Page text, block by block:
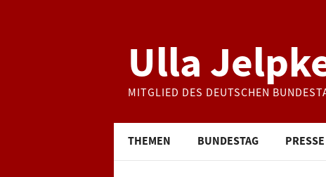
Ulla
MITGLIED DES DEUTSCHEN
THEMEN BUNDESTAG PRESSE